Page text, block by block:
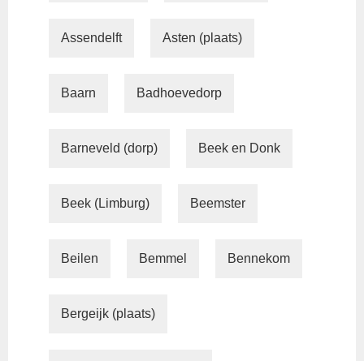
Assendelft Asten (plaats)
Baarn Badhoevedorp
Barneveld (dorp) Beek en Donk
Beek (Limburg) Beemster
Beilen Bemmel Bennekom
Bergeijk (plaats)